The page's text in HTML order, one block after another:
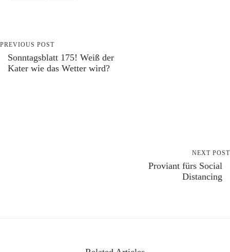
PREVIOUS POST
Sonntagsblatt 175! Weiß der
Kater wie das Wetter wird?
NEXT POST
Proviant fürs Social
Distancing